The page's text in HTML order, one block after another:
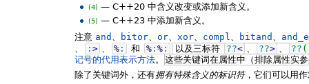
(4) — C++20 中含义改变或添加新含义。
(5) — C++23 中添加新含义。
注意 and bitor or xor compl bitand
: > % : 和 % : % : 以及三标符 ??< ??> ?? (
记号的代用表示方法。 这些关键词在属性中（排除属性实
除了关键词外，还有拥有特殊含义的标识符，它们可以用